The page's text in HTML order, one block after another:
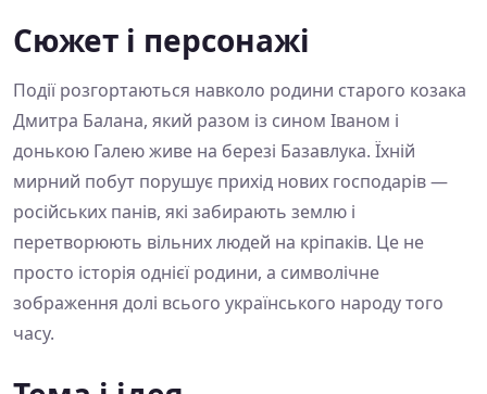
Сюжет і персонажі
Події розгортаються навколо родини старого козака
Дмитра Балана, який разом із сином Іваном і
донькою Галею живе на березі Базавлука. Їхній
мирний побут порушує прихід нових господарів —
російських панів, які забирають землю і
перетворюють вільних людей на кріпаків. Це не
просто історія однієї родини, а символічне
зображення долі всього українського народу того
часу.